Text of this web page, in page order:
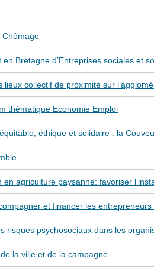
Chômage
Bretagne d’Entreprises sociales et
lieux collectif de proximité sur
thématique Economie Emploi
éthique et solidaire : la
en agriculture paysanne: favoriser
et financer les
risques psychosociaux dans les
la ville et de la campagne